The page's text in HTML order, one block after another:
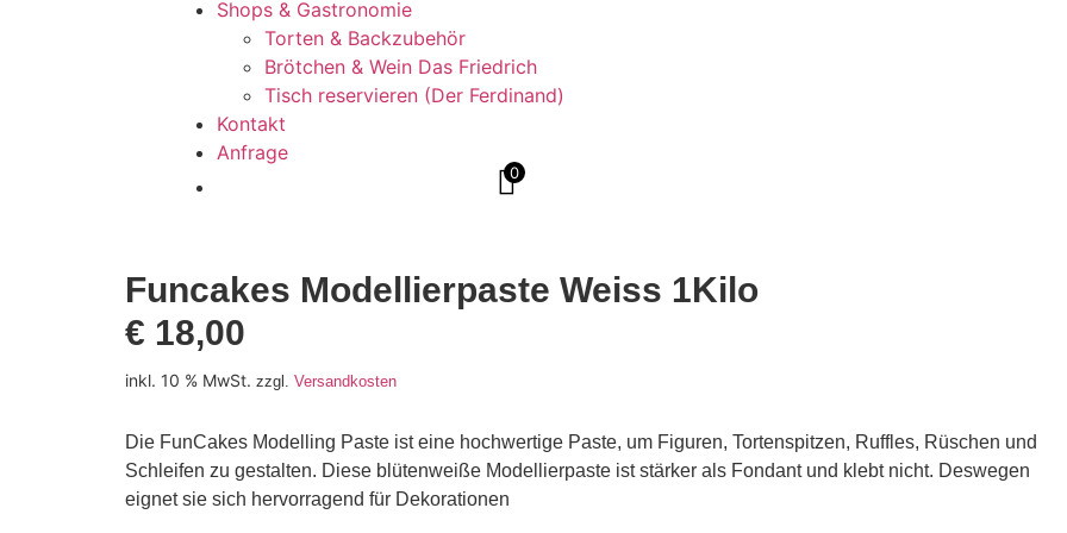
Shops & Gastronomie
Torten & Backzubehör
Brötchen & Wein Das Friedrich
Tisch reservieren (Der Ferdinand)
Kontakt
Anfrage
0
Funcakes Modellierpaste Weiss 1Kilo
€ 18,00
inkl. 10 % MwSt. zzgl. Versandkosten
Die FunCakes Modelling Paste ist eine hochwertige Paste, um Figuren, Tortenspitzen, Ruffles, Rüschen und
Schleifen zu gestalten. Diese blütenweiße Modellierpaste ist stärker als Fondant und klebt nicht. Deswegen
eignet sie sich hervorragend für Dekorationen